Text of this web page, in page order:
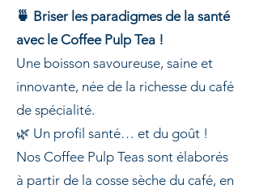
🍵 Briser les paradigmes de la santé
avec le Coffee Pulp Tea !
Une boisson savoureuse, saine et
innovante, née de la richesse du café
de spécialité.
🌿 Un profil santé… et du goût !
Nos Coffee Pulp Teas sont élaborés
à partir de la cosse sèche du café, en